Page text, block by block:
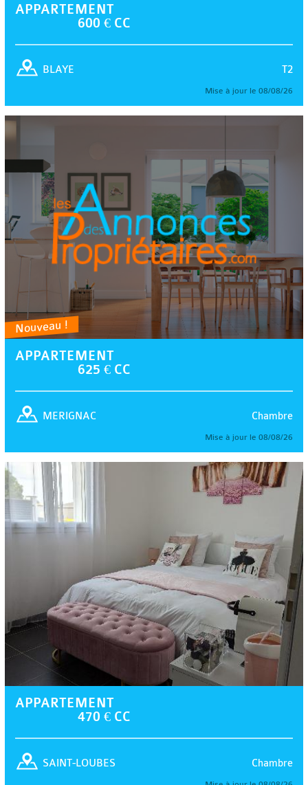
APPARTEMENT
600 € CC
T2
BLAYE
Mise à jour le 08/08/26
Nouveau !
APPARTEMENT
625 € CC
Chambre
MERIGNAC
Mise à jour le 08/08/26
APPARTEMENT
470 € CC
Chambre
SAINT-LOUBES